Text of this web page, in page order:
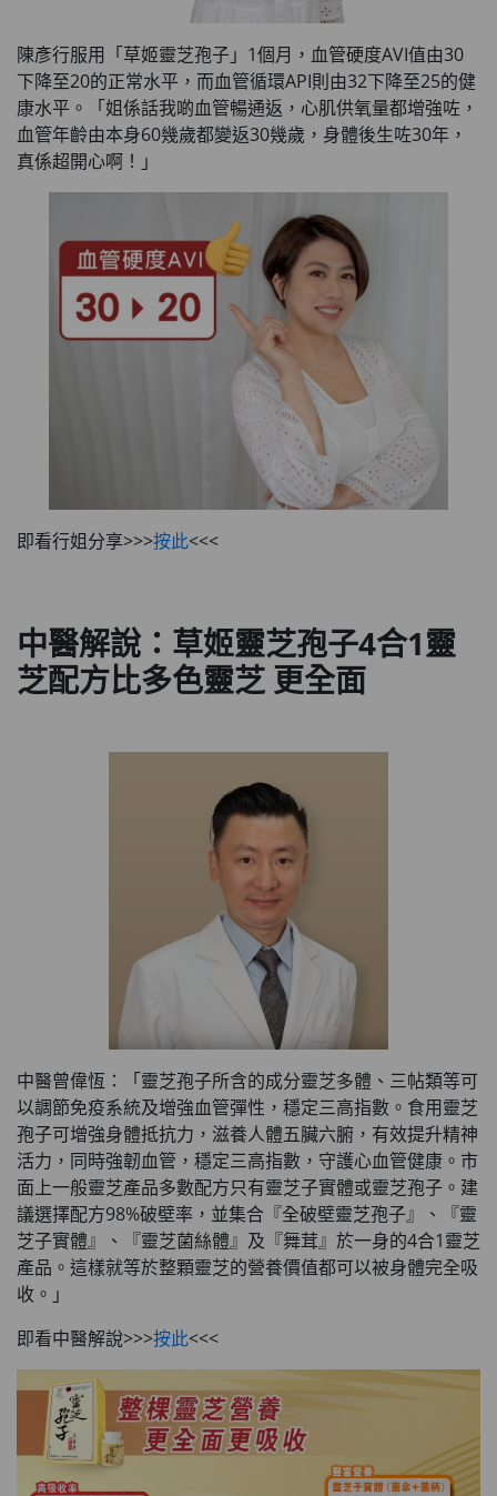
陳彥行服用「草姬靈芝孢子」1個月，血管硬度AVI值由30
下降至20的正常水平，而血管循環API則由32下降至25的健
康水平。「姐係話我啲血管暢通返，心肌供氧量都增強咗，
血管年齡由本身60幾歲都變返30幾歲，身體後生咗30年，
真係超開心啊！」
即看行姐分享>>>按此<<<
中醫解說：草姬靈芝孢子4合1靈
芝配方比多色靈芝 更全面
中醫曾偉恆：「靈芝孢子所含的成分靈芝多體、三帖類等可
以調節免疫系統及增強血管彈性，穩定三高指數。食用靈芝
孢子可增強身體抵抗力，滋養人體五臟六腑，有效提升精神
活力，同時強韌血管，穩定三高指數，守護心血管健康。市
面上一般靈芝產品多數配方只有靈芝子實體或靈芝孢子。建
議選擇配方98%破壁率，並集合『全破壁靈芝孢子』、『靈
芝子實體』、『靈芝菌絲體』及『舞茸』於一身的4合1靈芝
產品。這樣就等於整顆靈芝的營養價值都可以被身體完全吸
收。」
即看中醫解說>>>按此<<<